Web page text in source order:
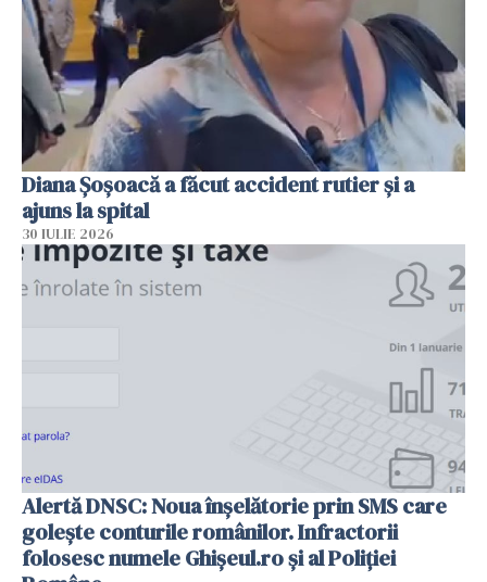
Diana Șoșoacă a făcut accident rutier și a
ajuns la spital
30 IULIE 2026
Alertă DNSC: Noua înșelătorie prin SMS care
golește conturile românilor. Infractorii
folosesc numele Ghișeul.ro și al Poliției